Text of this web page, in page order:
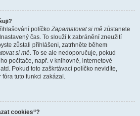
políčkoZapamatovat si mě zůstanete
čas. To slouží k zabránění zneužití
zůstali přihlášeni, zatrhněte během
si mě. To se ale nedoporučuje, pokud
počítače, např. v knihovně, internetové
Pokud toto zaškrtávací políčko nevidíte,
tuto funkci zakázal.
cookies“?